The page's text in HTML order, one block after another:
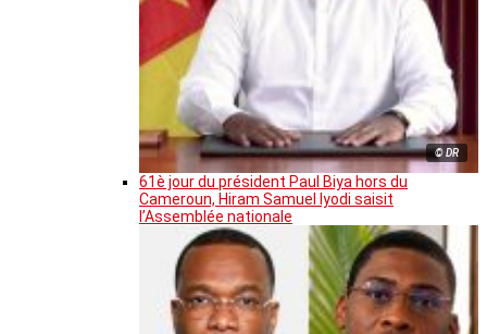
© DR
61è jour du président Paul Biya hors du
Cameroun, Hiram Samuel Iyodi saisit
l’Assemblée nationale